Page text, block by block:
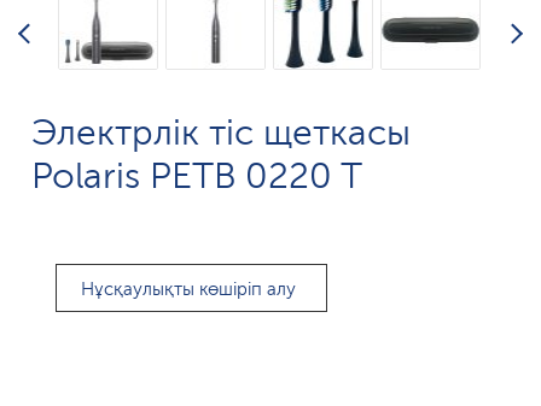
Электрлік тіс щеткасы
Polaris PETB 0220 T
Нұсқаулықты көшіріп алу